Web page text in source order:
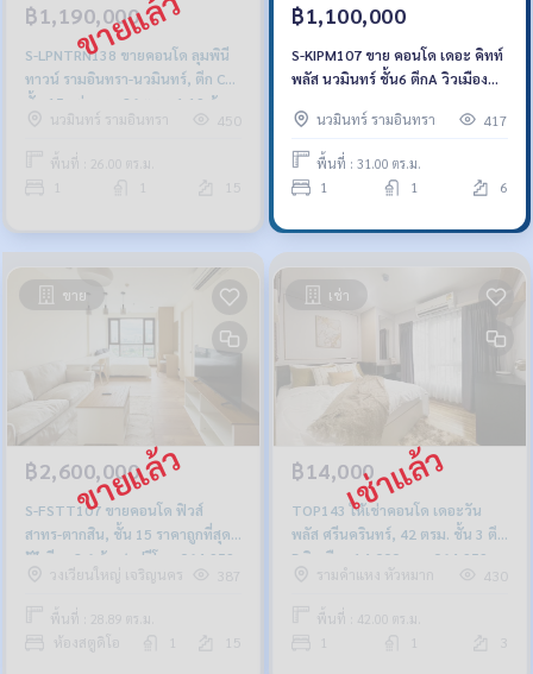
฿1,190,000
S-LPNTRN138 ขายคอนโด ลุมพินี
ทาวน์ รามอินทรา-นวมินทร์, ตึก C
ชั้น 15 แต่งครบ 26 ตรม. 1.19 ล้าน
064-959-8900
นวมินทร์ รามอินทรา 450
พื้นที่ : 26.00 ตร.ม.
15
฿1,100,000
S-KIPM107 ขาย คอนโด เดอะ คิทท์
พลัส นวมินทร์ ชั้น6 ตึกA วิวเมือง
959-8900
นวมินทร์ รามอินทรา 417
พื้นที่ : 31.00 ตร.ม.
1 1 6
ขาย
฿2,600,000
S-FSTT107 ขายคอนโด ฟิวส์
สาทร-ตากสิน, ชั้น 15 ราคาถูกที่สุด
💥เพียง 2.6 ล้าน✨ฟรีโอน 064-959-
8900 วงเวียนใหญ่ เจริญนคร 387
พื้นที่ : 28.89 ตร.ม.
ห้องสตูดิโอ 15
เช่า
฿14,000
TOP143 ให้เช่าคอนโด เดอะวัน
พลัส ศรีนครินทร์, 42 ตรม. ชั้น 3 ตึก
B วิวเมือง 14,000 บาท 064-959-
8900 รามคำแหง หัวหมาก 430
พื้นที่ : 42.00 ตร.ม.